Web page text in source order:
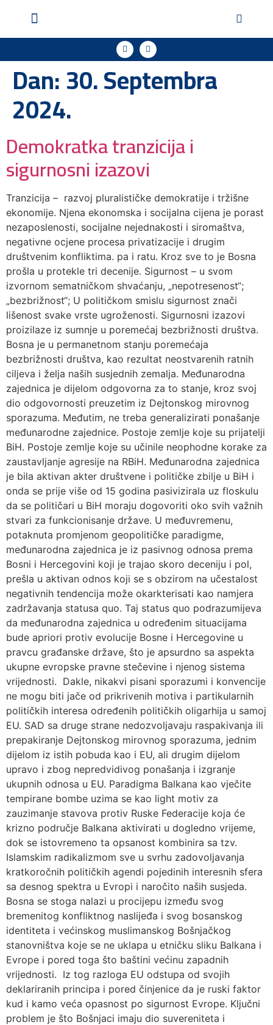
Dan:30. Septembra
2024.
Demokratka tranzicija i
sigurnosni izazovi
Tranzicija – razvoj pluralističke demokratije i tržišne
ekonomije. Njena ekonomska i socijalna cijena je porast
nezaposlenosti, socijalne nejednakosti i siromaštva,
negativne ocjene procesa privatizacije i drugim
društvenim konfliktima. pa i ratu. Kroz sve to je Bosna
prošla u protekle tri decenije. Sigurnost – u svom
izvornom sematničkom shvaćanju, „nepotresenost“;
„bezbrižnost“; U političkom smislu sigurnost znači
lišenost svake vrste ugroženosti. Sigurnosni izazovi
proizilaze iz sumnje u poremećaj bezbrižnosti društva.
Bosna je u permanetnom stanju poremećaja
bezbrižnosti društva, kao rezultat neostvarenih ratnih
ciljeva i želja naših susjednih zemalja. Međunarodna
zajednica je dijelom odgovorna za to stanje, kroz svoj
dio odgovornosti preuzetim iz Dejtonskog mirovnog
sporazuma. Međutim, ne treba generalizirati ponašanje
međunarodne zajednice. Postoje zemlje koje su prijatelji
BiH. Postoje zemlje koje su učinile neophodne korake za
zaustavljanje agresije na RBiH. Međunarodna zajednica
je bila aktivan akter društvene i političke zbilje u BiH i
onda se prije više od 15 godina pasivizirala uz floskulu
da se političari u BiH moraju dogovoriti oko svih važnih
stvari za funkcionisanje države. U međuvremenu,
potaknuta promjenom geopolitičke paradigme,
međunarodna zajednica je iz pasivnog odnosa prema
Bosni i Hercegovini koji je trajao skoro deceniju i pol,
prešla u aktivan odnos koji se s obzirom na učestalost
negativnih tendencija može okarkterisati kao namjera
zadržavanja statusa quo. Taj status quo podrazumijeva
da međunarodna zajednica u određenim situacijama
bude apriori protiv evolucije Bosne i Hercegovine u
pravcu građanske države, što je apsurdno sa aspekta
ukupne evropske pravne stečevine i njenog sistema
vrijednosti. Dakle, nikakvi pisani sporazumi i konvencije
ne mogu biti jače od prikrivenih motiva i partikularnih
političkih interesa određenih političkih oligarhija u samoj
EU. SAD sa druge strane nedozvoljavaju raspakivanja ili
prepakiranje Dejtonskog mirovnog sporazuma, jednim
dijelom iz istih pobuda kao i EU, ali drugim dijelom
upravo i zbog nepredvidivog ponašanja i izgranje
ukupnih odnosa u EU. Paradigma Balkana kao vječite
tempirane bombe uzima se kao light motiv za
zauzimanje stavova protiv Ruske Federacije koja će
krizno područje Balkana aktivirati u dogledno vrijeme,
dok se istovremeno ta opsanost kombinira sa tzv.
Islamskim radikalizmom sve u svrhu zadovoljavanja
kratkoročnih političkih agendi pojedinih interesnih sfera
sa desnog spektra u Evropi i naročito naših susjeda.
Bosna se stoga nalazi u procijepu između svog
bremenitog konfliktnog naslijeđa i svog bosanskog
identiteta i većinskog muslimanskog Bošnjačkog
stanovništva koje se ne uklapa u etničku sliku Balkana i
Evrope i pored toga što baštini većinu zapadnih
vrijednosti. Iz tog razloga EU odstupa od svojih
deklariranih principa i pored činjenice da je ruski faktor
kud i kamo veća opasnost po sigurnost Evrope. Ključni
problem je što Bošnjaci imaju dio suvereniteta i